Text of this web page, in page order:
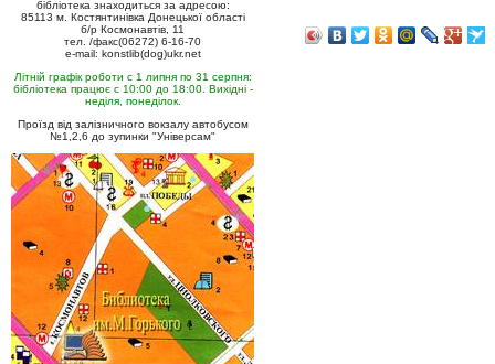
бібліотека знаходиться за адресою:
85113 м. Костянтинівка Донецької області
б/р Космонавтів, 11
тел. /факс(06272) 6-16-70
e-mail: konstlib(dog)ukr.net
Літній графік роботи с 1 липня по 31 серпня:
бібліотека працює с 10:00 до 18:00. Вихідні -
неділя, понеділок.
Проїзд від залізничного вокзалу автобусом
№1,2,6 до зупинки "Універсам"